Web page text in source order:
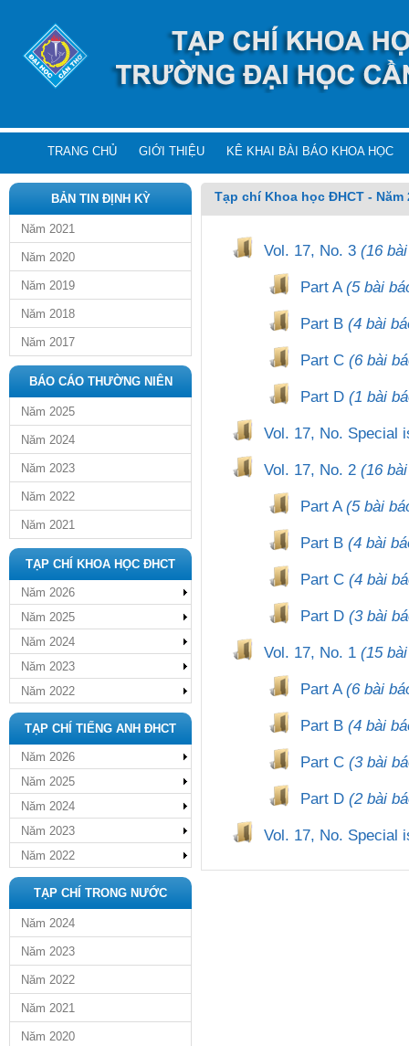
TRANG CHỦ GIỚI THIỆU KÊ KHAI BÀI BÁO KHOA HỌC
BẢN TIN ĐỊNH KỲ
Năm 2021
Năm 2020
Năm 2019
Năm 2018
Năm 2017
BÁO CÁO THƯỜNG NIÊN
Năm 2025
Năm 2024
Năm 2023
Năm 2022
Năm 2021
TẠP CHÍ KHOA HỌC ĐHCT
Năm 2026
Năm 2025
Năm 2024
Năm 2023
Năm 2022
TẠP CHÍ TIẾNG ANH ĐHCT
Năm 2026
Năm 2025
Năm 2024
Năm 2023
Năm 2022
TẠP CHÍ TRONG NƯỚC
Năm 2024
Năm 2023
Năm 2022
Năm 2021
Năm 2020
Tạp chí Khoa học ĐHCT - Năm
Vol. 17, No. 3 (16
Part A(5 bài
Part B (4 bài
Part C (6 bài
Part D (1 bài
Vol. 17, No. Special
Vol. 17, No. 2 (16
Part A(5 bài
Part B (4 bài
Part C (4 bài
Part D (3 bài
Vol. 17, No. 1 (15
Part A(6 bài
Part B (4 bài
Part C (3 bài
Part D (2 bài
Vol. 17, No. Special